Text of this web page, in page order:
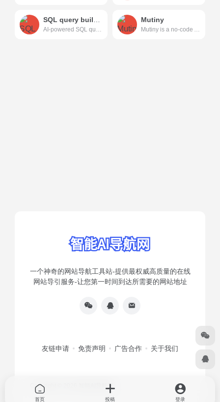
SQL query builder
AI-powered SQL query builder enables you to quickly build SQL queries without any knowledge of SQL for beginners.
Mutiny
Mutiny is a no-code AI platform that helps businesses generate more pipeline and revenue from their target accounts.
一个神奇的网站导航工具站-提供最权威高质量的在线
网站导引服务-让您第一时间到达所需要的网站地址
友链申请 免责声明 广告合作 关于我们
Copyright © 2026 智能AI导航网
首页 投稿 登录